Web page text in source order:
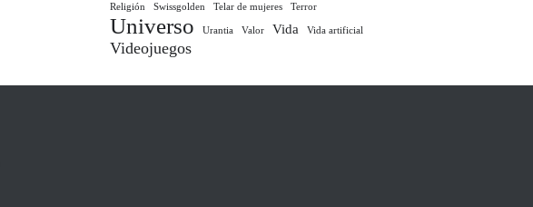
Religión
Swissgolden Telar de mujeres Terror
Universo Urantia Valor Vida Vida artificial
Videojuegos